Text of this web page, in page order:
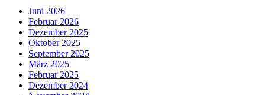
Juni 2026
Februar 2026
Dezember 2025
Oktober 2025
September 2025
März 2025
Februar 2025
Dezember 2024